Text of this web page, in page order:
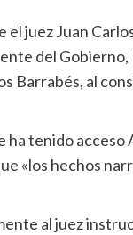
del Gobierno,
Barrabés, al
«los hechos